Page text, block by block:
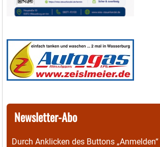
Newsletter-Abo
Durch Anklicken des Buttons